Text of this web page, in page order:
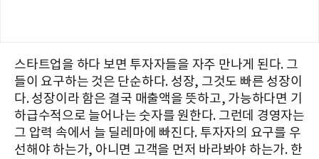
스타트업을 하다 보면 투자자들을 자주 만나게 된다. 그
들이 요구하는 것은 단순하다. 성장, 그것도 빠른 성장이
다. 성장이라 함은 결국 매출액을 뜻하고, 가능하다면 기
하급수적으로 늘어나는 숫자를 원한다. 그런데 경영자는
그 압력 속에서 늘 딜레마에 빠진다. 투자자의 요구를 우
선해야 하는가, 아니면 고객을 먼저 바라봐야 하는가. 한